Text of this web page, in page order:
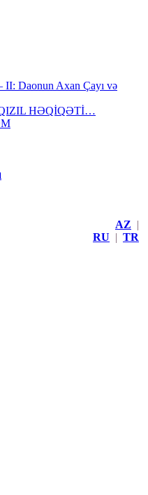
II: Daonun Axan Çayı və
HƏQİQƏTİ…
AZ |
RU | TR